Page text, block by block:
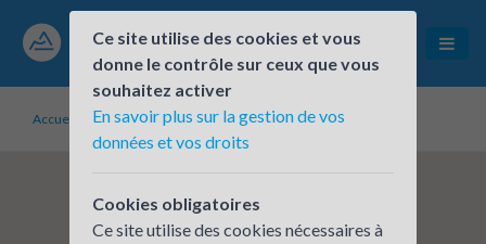
Accueil Établissements inscrits CERA - FONTAINES S SAONE
Ce site utilise des cookies et vous
donne le contrôle sur ceux que vous
souhaitez activer
En savoir plus sur la gestion de vos
données et vos droits
Cookies obligatoires
Ce site utilise des cookies nécessaires à